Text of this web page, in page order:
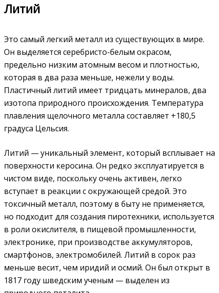
Литий
Это самый легкий металл из существующих в мире.
Он выделяется серебристо-белым окрасом,
предельно низким атомным весом и плотностью,
которая в два раза меньше, нежели у воды.
Пластичный литий имеет тридцать минералов, два
изотопа природного происхождения. Температура
плавления щелочного металла составляет +180,5
градуса Цельсия.
Литий — уникальный элемент, который всплывает на
поверхности керосина. Он редко эксплуатируется в
чистом виде, поскольку очень активен, легко
вступает в реакции с окружающей средой. Это
токсичный металл, поэтому в быту не применяется,
но подходит для создания пиротехники, используется
в роли окислителя, в пищевой промышленности,
электронике, при производстве аккумуляторов,
смартфонов, электромобилей. Литий в сорок раз
меньше весит, чем иридий и осмий. Он был открыт в
1817 году шведским ученым — выделен из